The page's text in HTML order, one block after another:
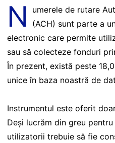
N
umerele de rutare
(ACH) sunt parte a
electronic care permite
sau să colecteze fonduri
În prezent, există peste
unice în baza noastră de
Instrumentul este oferit
Deși lucrăm din greu
utilizatorii trebuie să fie